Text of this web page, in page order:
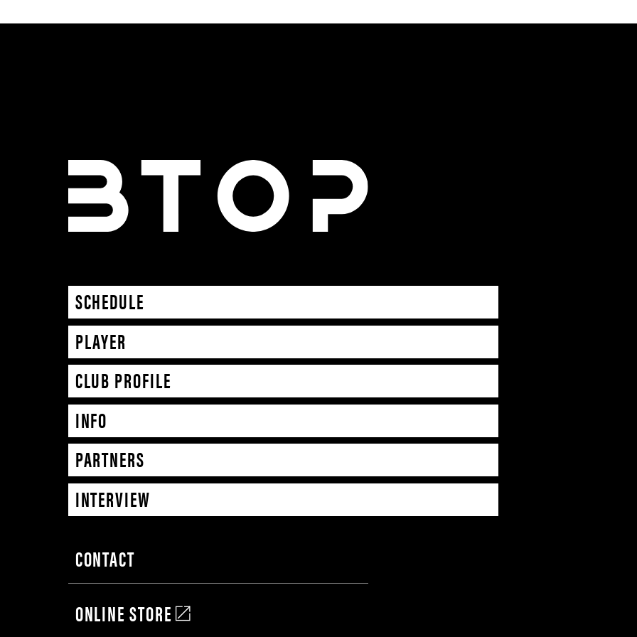
SCHEDULE
PLAYER
CLUB PROFILE
INFO
PARTNERS
INTERVIEW
CONTACT
ONLINE STORE